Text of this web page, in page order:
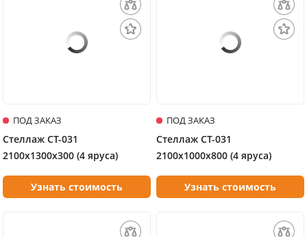
ПОД ЗАКАЗ
Стеллаж СТ-031
2100х1300х300 (4 яруса)
Узнать стоимость
ПОД ЗАКАЗ
Стеллаж СТ-031
2100х1000х800 (4 яруса)
Узнать стоимость